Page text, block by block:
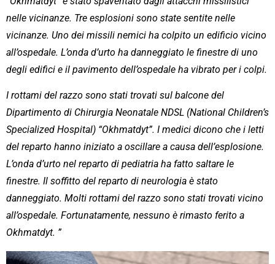
nelle vicinanze. Tre esplosioni sono state sentite nelle
vicinanze. Uno dei missili nemici ha colpito un edificio vicino
all’ospedale. L’onda d’urto ha danneggiato le finestre di uno
degli edifici e il pavimento dell’ospedale ha vibrato per i colpi.
I rottami del razzo sono stati trovati sul balcone del
Dipartimento di Chirurgia Neonatale NDSL (National Children’s
Specialized Hospital) “Okhmatdyt”. I medici dicono che i letti
del reparto hanno iniziato a oscillare a causa dell’esplosione.
L’onda d’urto nel reparto di pediatria ha fatto saltare le
finestre. Il soffitto del reparto di neurologia è stato
danneggiato. Molti rottami del razzo sono stati trovati vicino
all’ospedale. Fortunatamente, nessuno è rimasto ferito a
Okhmatdyt. ”